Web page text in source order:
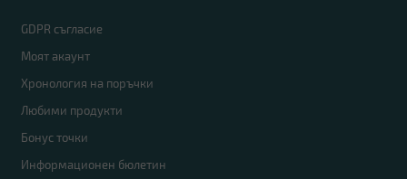
GDPR съгласие
Моят акаунт
Хронология на поръчки
Любими продукти
Бонус точки
Информационен бюлетин